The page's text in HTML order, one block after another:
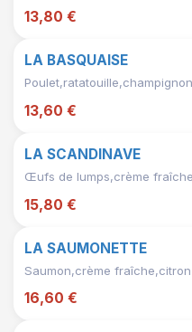
13,80 €
LA BASQUAISE
13,60 €
LA SCANDINAVE
Œufs de lumps,crème
15,80 €
LA SAUMONETTE
Saumon,crème fraîche,citron
16,60 €